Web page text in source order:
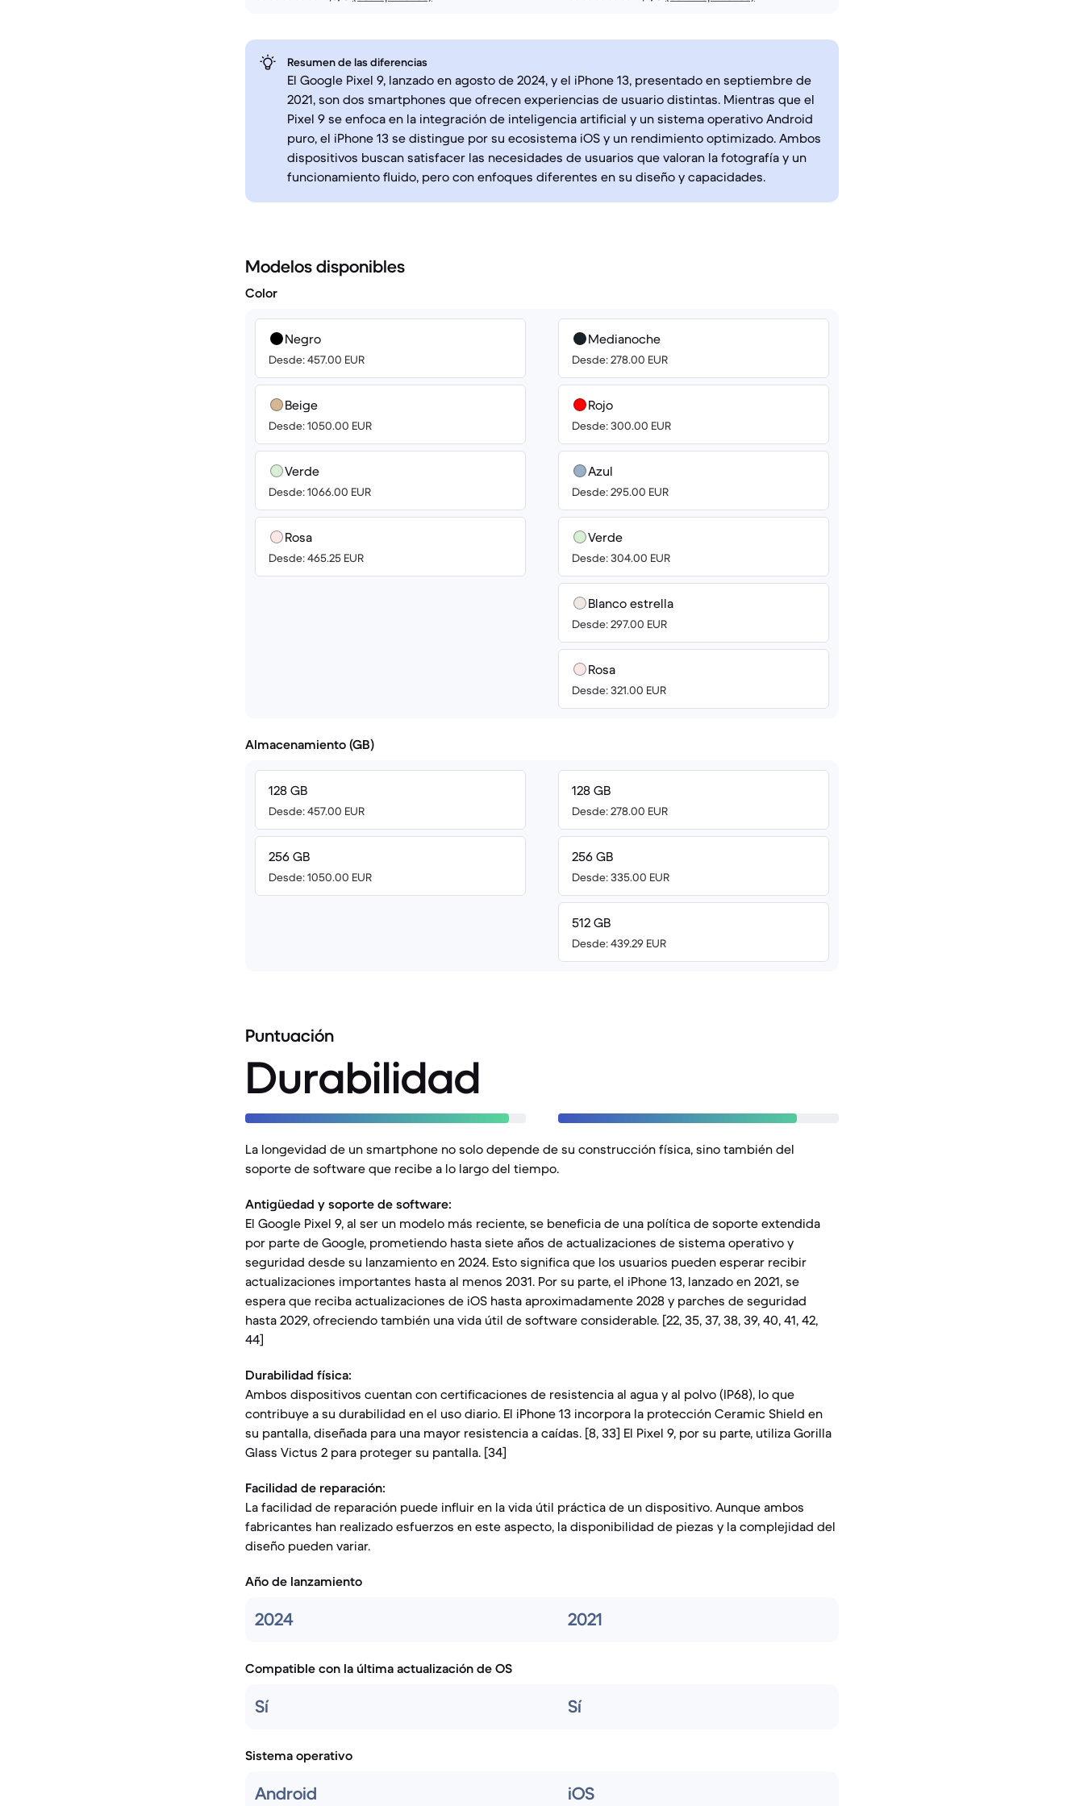
Resumen de las diferencias
El Google Pixel 9, lanzado en agosto de 2024, y el iPhone 13, presentado en septiembre de
2021, son dos smartphones que ofrecen experiencias de usuario distintas. Mientras que el
Pixel 9 se enfoca en la integración de inteligencia artificial y un sistema operativo Android
puro, el iPhone 13 se distingue por su ecosistema iOS y un rendimiento optimizado. Ambos
dispositivos buscan satisfacer las necesidades de usuarios que valoran la fotografía y un
funcionamiento fluido, pero con enfoques diferentes en su diseño y capacidades.
Modelos disponibles
Color
Negro
Desde: 457.00 EUR
Beige
Desde: 1050.00 EUR
Verde
Desde: 1066.00 EUR
Rosa
Desde: 465.25 EUR
Medianoche
Desde: 278.00 EUR
Rojo
Desde: 300.00 EUR
Azul
Desde: 295.00 EUR
Verde
Desde: 304.00 EUR
Blanco estrella
Desde: 297.00 EUR
Rosa
Desde: 321.00 EUR
Almacenamiento (GB)
128 GB
Desde: 457.00 EUR
256 GB
Desde: 1050.00 EUR
128 GB
Desde: 278.00 EUR
256 GB
Desde: 335.00 EUR
512 GB
Desde: 439.29 EUR
Puntuación
Durabilidad
La longevidad de un smartphone no solo depende de su construcción física, sino también del
soporte de software que recibe a lo largo del tiempo.
Antigüedad y soporte de software:
El Google Pixel 9, al ser un modelo más reciente, se beneficia de una política de soporte extendida
por parte de Google, prometiendo hasta siete años de actualizaciones de sistema operativo y
seguridad desde su lanzamiento en 2024. Esto significa que los usuarios pueden esperar recibir
actualizaciones importantes hasta al menos 2031. Por su parte, el iPhone 13, lanzado en 2021, se
espera que reciba actualizaciones de iOS hasta aproximadamente 2028 y parches de seguridad
hasta 2029, ofreciendo también una vida útil de software considerable. [22, 35, 37, 38, 39, 40, 41, 42,
44]
Durabilidad física:
Ambos dispositivos cuentan con certificaciones de resistencia al agua y al polvo (IP68), lo que
contribuye a su durabilidad en el uso diario. El iPhone 13 incorpora la protección Ceramic Shield en
su pantalla, diseñada para una mayor resistencia a caídas. [8, 33] El Pixel 9, por su parte, utiliza Gorilla
Glass Victus 2 para proteger su pantalla. [34]
Facilidad de reparación:
La facilidad de reparación puede influir en la vida útil práctica de un dispositivo. Aunque ambos
fabricantes han realizado esfuerzos en este aspecto, la disponibilidad de piezas y la complejidad del
diseño pueden variar.
Año de lanzamiento
2024 2021
Compatible con la última actualización de OS
Sí Sí
Sistema operativo
Android iOS